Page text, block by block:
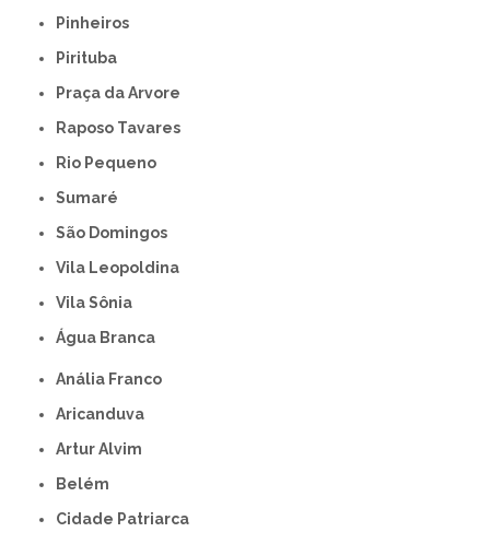
Pinheiros
Pirituba
Praça da Arvore
Raposo Tavares
Rio Pequeno
Sumaré
São Domingos
Vila Leopoldina
Vila Sônia
Água Branca
Anália Franco
Aricanduva
Artur Alvim
Belém
Cidade Patriarca